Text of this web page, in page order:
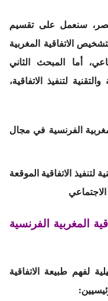
سنعمل على تقسيم
الاتفاقية المغربية
أما المبحث الثاني
لتنفيذ الاتفاقية،
الفرنسية في مجال
لتنفيذ الاتفاقية الموقعة
المغربية الفرنسية
لفهم طبيعة الاتفاقية